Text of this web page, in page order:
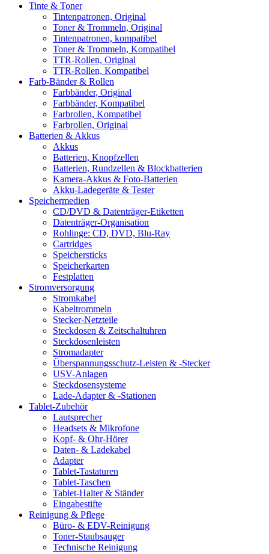
Tinte & Toner
Tintenpatronen, Original
Toner & Trommeln, Original
Tintenpatronen, kompatibel
Toner & Trommeln, Kompatibel
TTR-Rollen, Original
TTR-Rollen, Kompatibel
Farb-Bänder & Rollen
Farbbänder, Original
Farbbänder, Kompatibel
Farbrollen, Kompatibel
Farbrollen, Original
Batterien & Akkus
Akkus
Batterien, Knopfzellen
Batterien, Rundzellen & Blockbatterien
Kamera-Akkus & Foto-Batterien
Akku-Ladegeräte & Tester
Speichermedien
CD/DVD & Datenträger-Etiketten
Datenträger-Organisation
Rohlinge: CD, DVD, Blu-Ray
Cartridges
Speichersticks
Speicherkarten
Festplatten
Stromversorgung
Stromkabel
Kabeltrommeln
Stecker-Netzteile
Steckdosen & Zeitschaltuhren
Steckdosenleisten
Stromadapter
Überspannungsschutz-Leisten & -Stecker
USV-Anlagen
Steckdosensysteme
Lade-Adapter & -Stationen
Tablet-Zubehör
Lautsprecher
Headsets & Mikrofone
Kopf- & Ohr-Hörer
Daten- & Ladekabel
Adapter
Tablet-Tastaturen
Tablet-Taschen
Tablet-Halter & Ständer
Eingabestifte
Reinigung & Pflege
Büro- & EDV-Reinigung
Toner-Staubsauger
Technische Reinigung